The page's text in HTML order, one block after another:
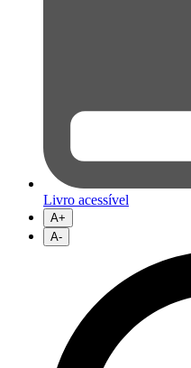
Livro acessível
A+
A-